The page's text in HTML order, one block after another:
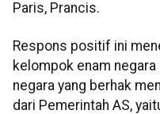
Paris, Prancis.
Respons positif ini
kelompok enam
negara yang berhak
dari Pemerintah AS,